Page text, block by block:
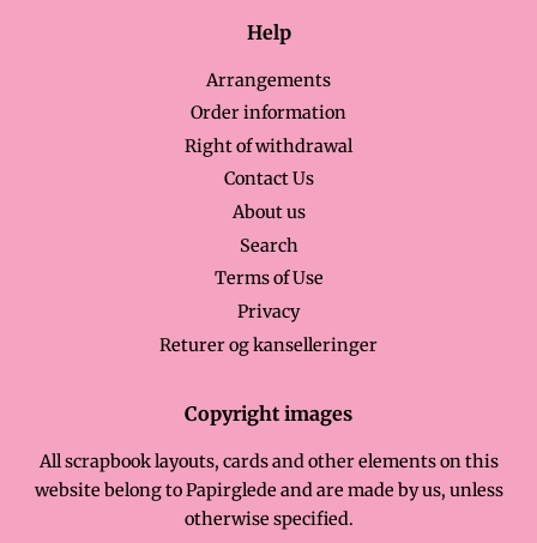
Help
Arrangements
Order information
Right of withdrawal
Contact Us
About us
Search
Terms of Use
Privacy
Returer og kanselleringer
Copyright images
All scrapbook layouts, cards and other elements on this
website belong to Papirglede and are made by us, unless
otherwise specified.